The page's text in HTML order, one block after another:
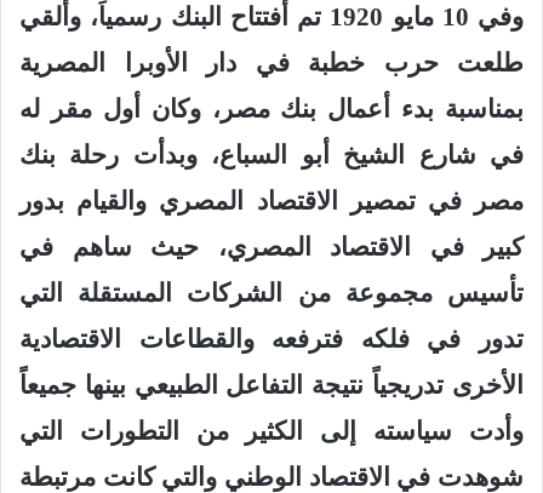
وفي 10 مايو 1920 تم أفتتاح البنك رسمياَ، وألقي
طلعت حرب خطبة في دار الأوبرا المصرية
بمناسبة بدء أعمال بنك مصر، وكان أول مقر له
في شارع الشيخ أبو السباع، وبدأت رحلة بنك
مصر في تمصير الاقتصاد المصري والقيام بدور
كبير في الاقتصاد المصري، حيث ساهم في
تأسيس مجموعة من الشركات المستقلة التي
تدور في فلكه فترفعه والقطاعات الاقتصادية
الأخرى تدريجياً نتيجة التفاعل الطبيعي بينها جميعاً
وأدت سياسته إلى الكثير من التطورات التي
شوهدت في الاقتصاد الوطني والتي كانت مرتبطة